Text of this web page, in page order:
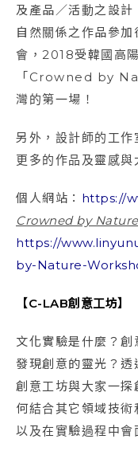
及產品／活動之設
自然關係之作品參
會，2018受韓國高
「Crowned by
灣的第一場！
另外，設計師的工
更多的作品及靈感與
個人網站： https://
Crowned by Nature
https://
by-Nature-
【C-LAB創意工坊】
文化實驗是什麼？
發現創意的靈光？
創意工坊與大家一
何結合其它領域技術
以及在實驗過程中會